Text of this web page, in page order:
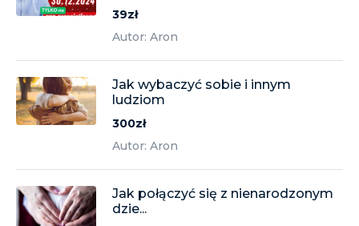
39zł
Autor: Aron
Jak wybaczyć sobie i innym
ludziom
300zł
Autor: Aron
Jak połączyć się z nienarodzonym
dzie...